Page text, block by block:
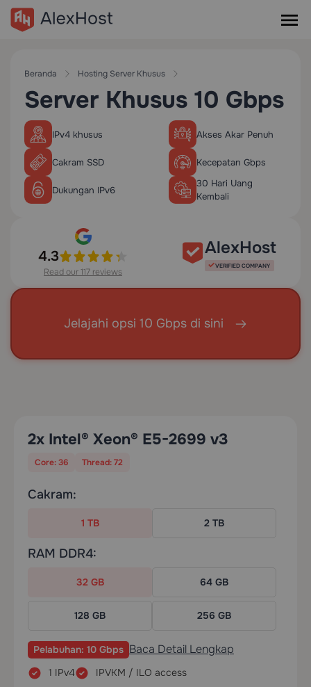
Beranda Hosting Server Khusus
Server Khusus 10 Gbps
IPv4 khusus Akses Akar Penuh
Cakram SSD Kecepatan Gbps
Dukungan IPv6
30 Hari Uang
Kembali
4.3
Read our 117 reviews
AlexHost
VERIFIED COMPANY
Jelajahi opsi 10 Gbps di sini
2x Intel® Xeon® E5-2699 v3
Core: 36 Thread: 72
Cakram:
1 TB 2 TB
RAM DDR4:
32 GB 64 GB
128 GB 256 GB
Pelabuhan: 10 Gbps Baca Detail Lengkap
1 IPv4
IPVKM / ILO access